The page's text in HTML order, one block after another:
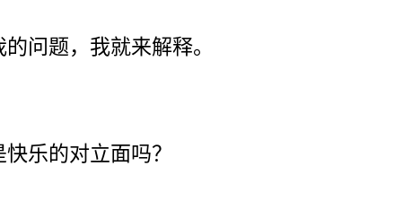
问题，我就来解释。
乐的对立面吗？